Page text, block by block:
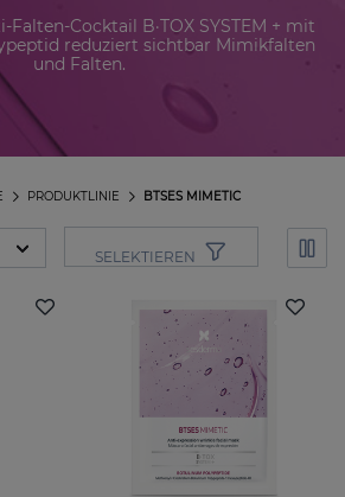
Cocktail B·TOX SYSTEM + mit
reduziert sichtbar Mimikfalten
und Falten.
BTSES MIMETIC
PRODUKTLINIE
SELEKTIEREN